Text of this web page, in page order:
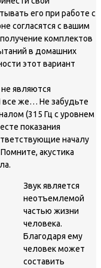
его при работе с
согласятся с вашим
комплектов
в домашних
этот вариант
являются
же… Не забудьте
(315 Гц с уровнем
показания
началу
акустика
Звук является
неотъемлемой
частью жизни
человека.
Благодаря ему
человек может
составить